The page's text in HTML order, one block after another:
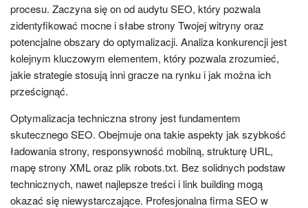
procesu. Zaczyna się on od audytu SEO, który pozwala
zidentyfikować mocne i słabe strony Twojej witryny oraz
potencjalne obszary do optymalizacji. Analiza konkurencji jest
kolejnym kluczowym elementem, który pozwala zrozumieć,
jakie strategie stosują inni gracze na rynku i jak można ich
prześcignąć.
Optymalizacja techniczna strony jest fundamentem
skutecznego SEO. Obejmuje ona takie aspekty jak szybkość
ładowania strony, responsywność mobilną, strukturę URL,
mapę strony XML oraz plik robots.txt. Bez solidnych podstaw
technicznych, nawet najlepsze treści i link building mogą
okazać się niewystarczające. Profesjonalna firma SEO w